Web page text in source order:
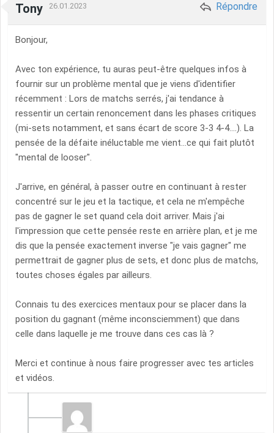
Tony 26.01.2023 Répondre
Bonjour,
Avec ton expérience, tu auras peut-être quelques infos à
fournir sur un problème mental que je viens d'identifier
récemment : Lors de matchs serrés, j'ai tendance à
ressentir un certain renoncement dans les phases critiques
(mi-sets notamment, et sans écart de score 3-3 4-4....). La
pensée de la défaite inéluctable me vient...ce qui fait plutôt
"mental de looser".
J'arrive, en général, à passer outre en continuant à rester
concentré sur le jeu et la tactique, et cela ne m'empêche
pas de gagner le set quand cela doit arriver. Mais j'ai
l'impression que cette pensée reste en arrière plan, et je me
dis que la pensée exactement inverse "je vais gagner" me
permettrait de gagner plus de sets, et donc plus de matchs,
toutes choses égales par ailleurs.
Connais tu des exercices mentaux pour se placer dans la
position du gagnant (même inconsciemment) que dans
celle dans laquelle je me trouve dans ces cas là ?
Merci et continue à nous faire progresser avec tes articles
et vidéos.